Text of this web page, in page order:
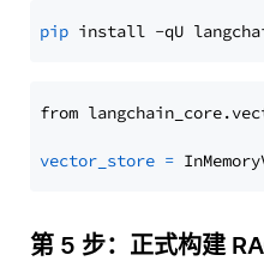
pip
from
vector_store =
第 5 步：正式构建